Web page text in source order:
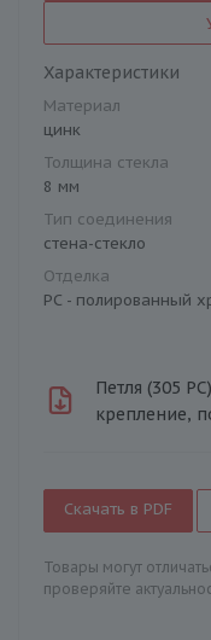
Характеристики
Материал
цинк
Толщина стекла
8 мм
Тип соединения
стена-стекло
Отделка
PC - полированный
Петля (305
крепление,
Скачать в PDF
Товары могут
проверяйте